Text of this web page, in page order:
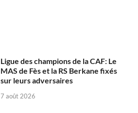
Ligue des champions de la CAF: Le
MAS de Fès et la RS Berkane fixés
sur leurs adversaires
7 août 2026